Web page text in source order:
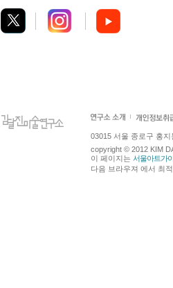
03015 서울 종로구 홍
copyright © 2012 KIM
이 페이지는 서울아트가
다음 브라우져 에서 최